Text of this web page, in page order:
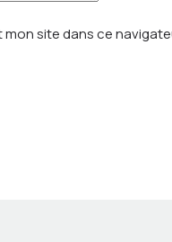
mon site dans ce